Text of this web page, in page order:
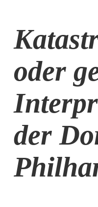
oder
der